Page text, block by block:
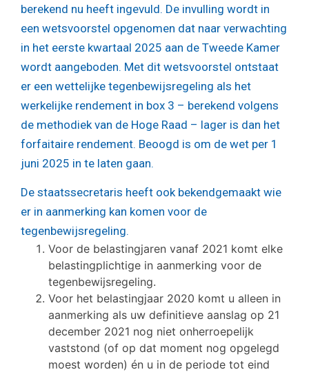
berekend nu heeft ingevuld. De invulling wordt in
een wetsvoorstel opgenomen dat naar verwachting
in het eerste kwartaal 2025 aan de Tweede Kamer
wordt aangeboden. Met dit wetsvoorstel ontstaat
er een wettelijke tegenbewijsregeling als het
werkelijke rendement in box 3 – berekend volgens
de methodiek van de Hoge Raad – lager is dan het
forfaitaire rendement. Beoogd is om de wet per 1
juni 2025 in te laten gaan.
De staatssecretaris heeft ook bekendgemaakt wie
er in aanmerking kan komen voor de
tegenbewijsregeling.
Voor de belastingjaren vanaf 2021 komt elke
belastingplichtige in aanmerking voor de
tegenbewijsregeling.
Voor het belastingjaar 2020 komt u alleen in
aanmerking als uw definitieve aanslag op 21
december 2021 nog niet onherroepelijk
vaststond (of op dat moment nog opgelegd
moest worden) én u in de periode tot eind